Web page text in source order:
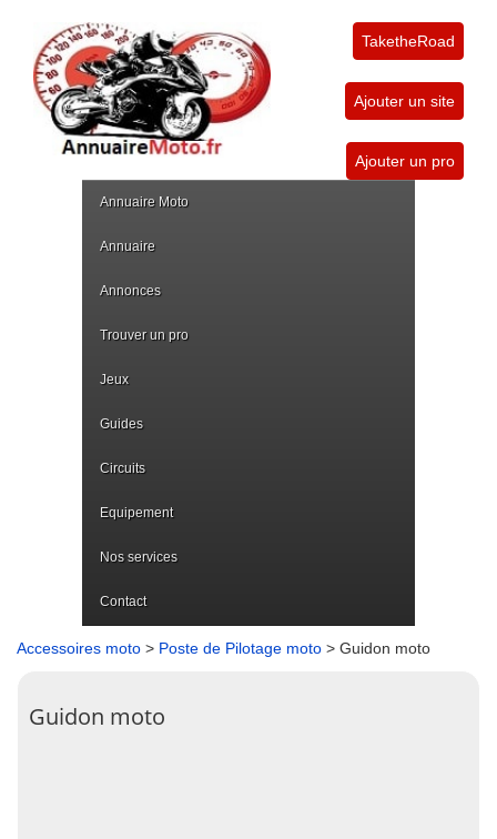
TaketheRoad
Ajouter un site
Ajouter un pro
Annuaire Moto
Annuaire
Annonces
Trouver un pro
Jeux
Guides
Circuits
Equipement
Nos services
Contact
Accessoires moto > Poste de Pilotage moto > Guidon moto
Guidon moto